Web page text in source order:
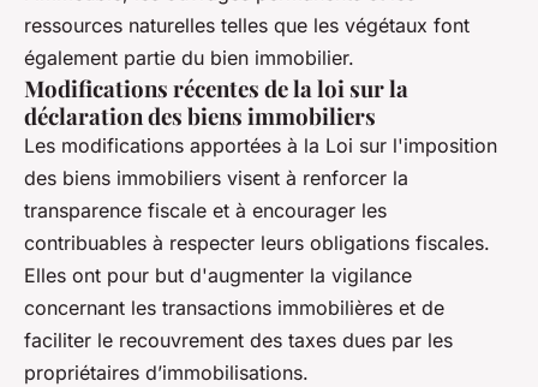
ressources naturelles telles que les végétaux font
également partie du bien immobilier.
Modifications récentes de la loi sur la
déclaration des biens immobiliers
Les modifications apportées à la Loi sur l'imposition
des biens immobiliers visent à renforcer la
transparence fiscale et à encourager les
contribuables à respecter leurs obligations fiscales.
Elles ont pour but d'augmenter la vigilance
concernant les transactions immobilières et de
faciliter le recouvrement des taxes dues par les
propriétaires d’immobilisations.